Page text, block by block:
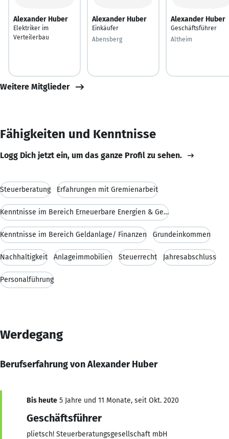
Alexander Huber
Elektriker im
Verteilerbau
Alexander Huber
Einkäufer
Abensberg
Alexander Huber
Geschäftsführer
Altheim
Weitere Mitglieder
Fähigkeiten und Kenntnisse
Logg Dich jetzt ein, um das ganze Profil zu sehen.
Steuerberatung Erfahrungen mit Gremienarbeit
Kenntnisse im Bereich Erneuerbare Energien & Genos
Kenntnisse im Bereich Geldanlage/ Finanzen Grundeinkommen
Nachhaltigkeit Anlageimmobilien Steuerrecht Jahresabschluss
Personalführung
Werdegang
Berufserfahrung von Alexander Huber
Bis heute 5 Jahre und 11 Monate, seit Okt. 2020
Geschäftsführer
plietsch! Steuerberatungsgesellschaft mbH